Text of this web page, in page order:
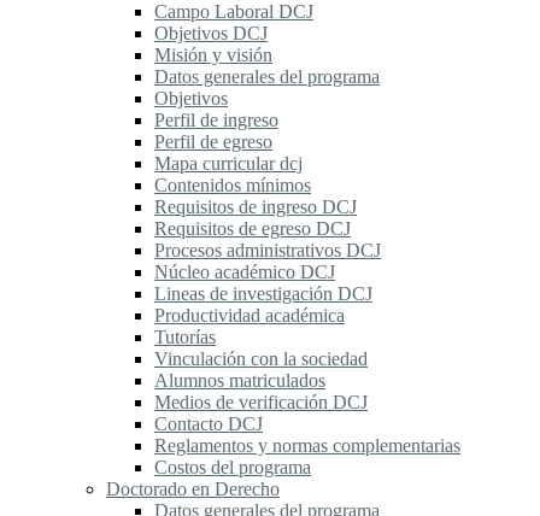
Campo Laboral DCJ
Objetivos DCJ
Misión y visión
Datos generales del programa
Objetivos
Perfil de ingreso
Perfil de egreso
Mapa curricular dcj
Contenidos mínimos
Requisitos de ingreso DCJ
Requisitos de egreso DCJ
Procesos administrativos DCJ
Núcleo académico DCJ
Lineas de investigación DCJ
Productividad académica
Tutorías
Vinculación con la sociedad
Alumnos matriculados
Medios de verificación DCJ
Contacto DCJ
Reglamentos y normas complementarias
Costos del programa
Doctorado en Derecho
Datos generales del programa